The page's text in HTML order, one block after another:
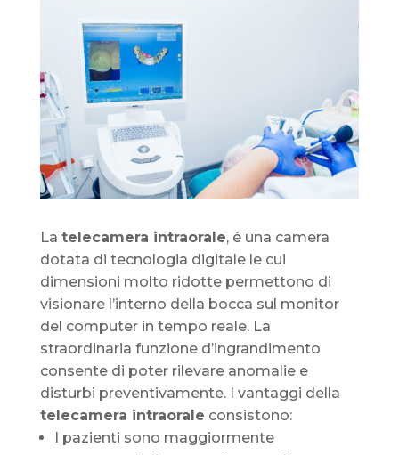
La telecamera intraorale, è una camera
dotata di tecnologia digitale le cui
dimensioni molto ridotte permettono di
visionare l’interno della bocca sul monitor
del computer in tempo reale. La
straordinaria funzione d’ingrandimento
consente di poter rilevare anomalie e
disturbi preventivamente. I vantaggi della
telecamera intraorale consistono:
I pazienti sono maggiormente